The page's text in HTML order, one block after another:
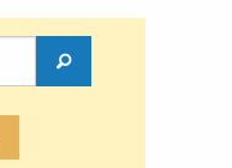
Rechercher